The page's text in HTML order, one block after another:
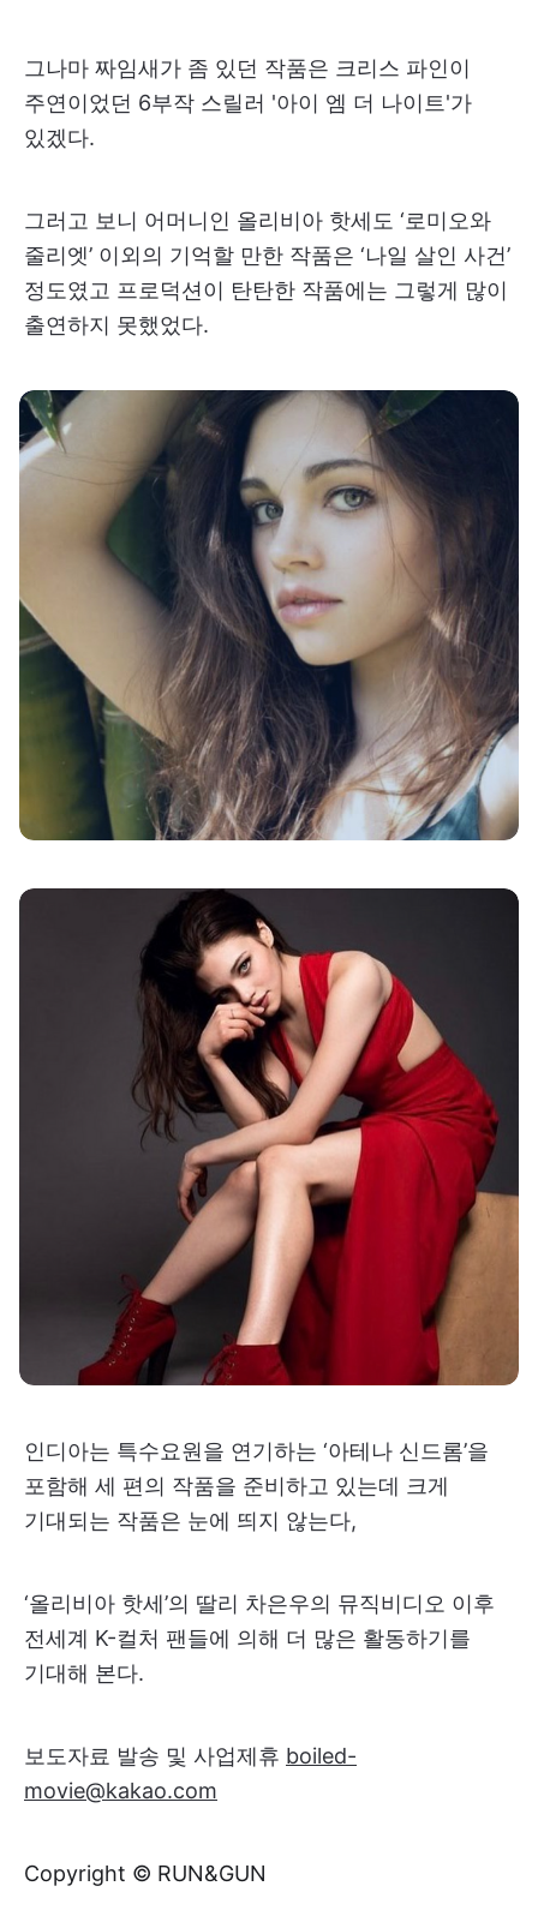
그나마 짜임새가 좀 있던 작품은 크리스 파인이
주연이었던 6부작 스릴러 '아이 엠 더 나이트'가
있겠다.
그러고 보니 어머니인 올리비아 핫세도 ‘로미오와
줄리엣’ 이외의 기억할 만한 작품은 ‘나일 살인 사건’
정도였고 프로덕션이 탄탄한 작품에는 그렇게 많이
출연하지 못했었다.
인디아는 특수요원을 연기하는 ‘아테나 신드롬’을
포함해 세 편의 작품을 준비하고 있는데 크게
기대되는 작품은 눈에 띄지 않는다,
‘올리비아 핫세’의 딸리 차은우의 뮤직비디오 이후
전세계 K-컬처 팬들에 의해 더 많은 활동하기를
기대해 본다.
보도자료 발송 및 사업제휴 boiled-
movie@kakao.com
Copyright © RUN&GUN